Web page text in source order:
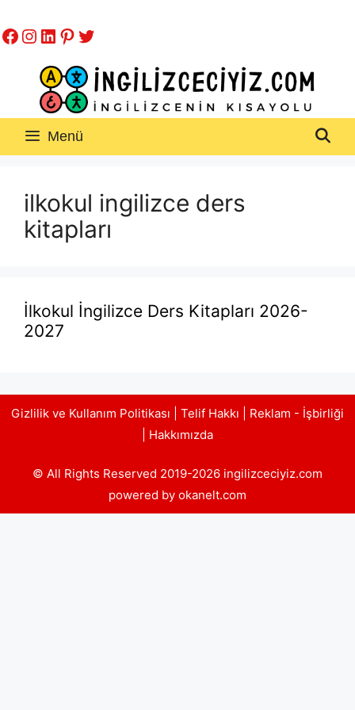
atla
Facebook
Instagram
LinkedIn
Pinterest
Twitter
Menü
ilkokul ingilizce ders
kitapları
İlkokul İngilizce Ders Kitapları 2026-
2027
Gizlilik ve Kullanım Politikası Telif Hakkı
Reklam - İşbirliği
Hakkımızda
© All Rights Reserved 2019-2026 ingilizceciyiz.com
powered by okanelt.com